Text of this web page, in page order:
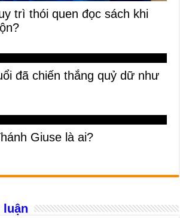
trì thói quen đọc sách khi
đã chiến thắng quỷ dữ như
Giuse là ai?